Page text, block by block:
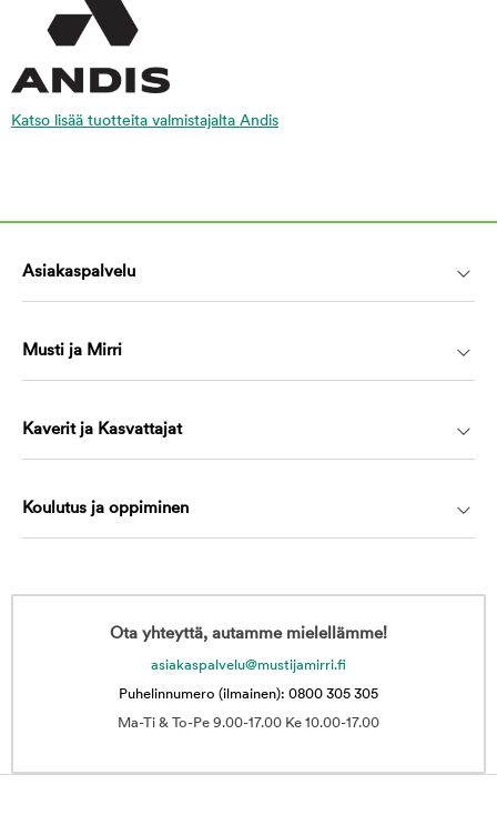
Katso lisää tuotteita valmistajalta Andis
Asiakaspalvelu
Musti ja Mirri
Kaverit ja Kasvattajat
Koulutus ja oppiminen
Ota yhteyttä, autamme mielellämme!
asiakaspalvelu@mustijamirri.fi
Puhelinnumero (ilmainen): 0800 305 305
Ma-Ti & To-Pe 9.00-17.00 Ke 10.00-17.00